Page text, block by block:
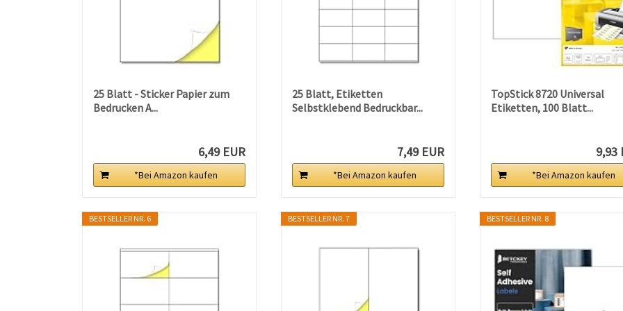
25 Blatt - Sticker Papier zum
Bedrucken A...
6,49 EUR
*Bei Amazon kaufen
25 Blatt, Etiketten
Selbstklebend Bedruckbar...
7,49 EUR
*Bei Amazon kaufen
TopStick 8720 Universal
Etiketten, 100 Blatt...
9,93
*Bei Amazon kaufen
BESTSELLER NR. 6 BESTSELLER NR. 7 BESTSELLER NR. 8